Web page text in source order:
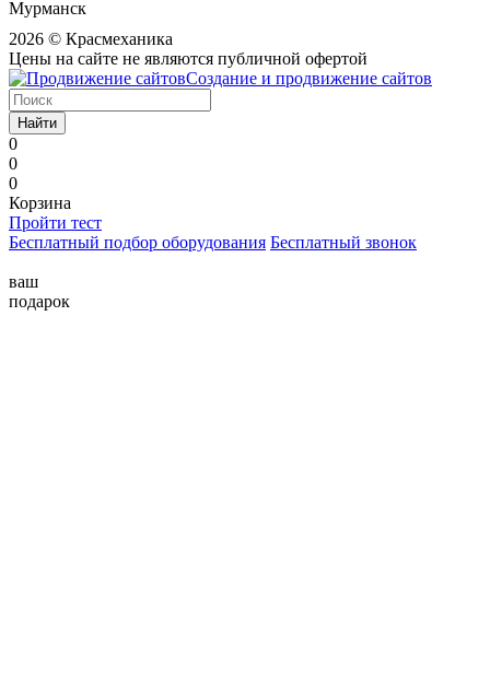
Мурманск
2026 © Красмеханика
Цены на сайте не являются публичной офертой
Создание и продвижение сайтов
Найти
0
0
0
Корзина
Пройти тест
Бесплатный подбор оборудования Бесплатный звонок
ваш
подарок